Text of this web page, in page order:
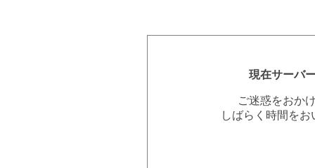
現在サーバ
ご迷惑をおか
しばらく時間を